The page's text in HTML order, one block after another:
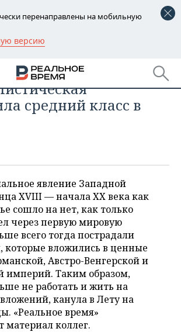
перенаправлены на мобильную
версию
ДОХОДАХ
как Первая
средний класс в
явление Западной
XVIII — начала ХХ века как
сошло на нет, как только
через первую мировую
всего тогда пострадали
которые вложились в ценные
Австро-Венгерской и
империй. Таким образом,
не работать и жить на
канула в Лету на
«Реальное время»
материал коллег.